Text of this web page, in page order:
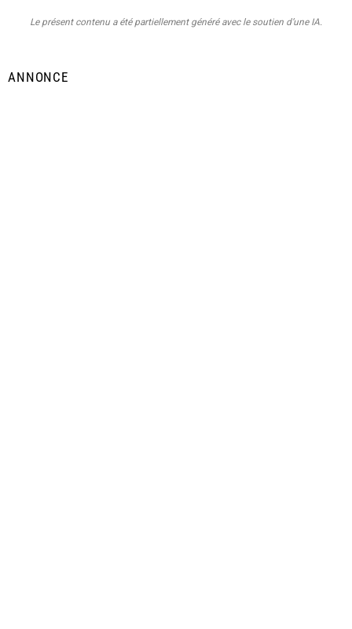
Le présent contenu a été partiellement généré avec le soutien d’une IA.
ANNONCE